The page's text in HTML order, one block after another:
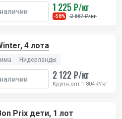
1 225 ₽/кг
-58% 2 887 ₽/кг
4 лота
Нидерланды
2 122 ₽/кг
Крупн.опт 1 804 ₽/кг
Prix дети, 1 лот